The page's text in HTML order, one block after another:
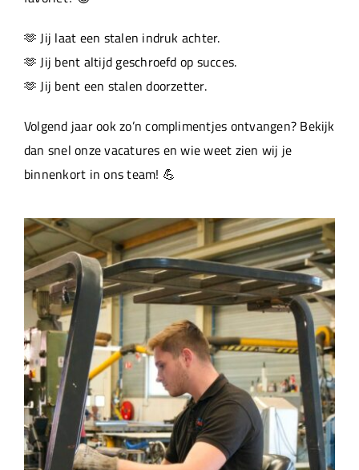
🫶 Jij laat een stalen indruk achter.
🫶 Jij bent altijd geschroefd op succes.
🫶 Jij bent een stalen doorzetter.
Volgend jaar ook zo’n complimentjes ontvangen? Bekijk
dan snel onze vacatures en wie weet zien wij je
binnenkort in ons team! 💪